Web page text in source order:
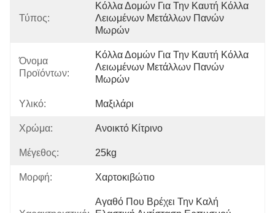
Τύπος:
Κόλλα Δομών Για Την Καυτή Κόλλα
Λειωμένων Μετάλλων Πανών
Μωρών
Όνομα
Προϊόντων:
Κόλλα Δομών Για Την Καυτή Κόλλα
Λειωμένων Μετάλλων Πανών
Μωρών
Υλικό: Μαξιλάρι
Χρώμα: Ανοικτό Κίτρινο
Μέγεθος: 25kg
Μορφή: Χαρτοκιβώτιο
Αγαθό Που Βρέχει Την Καλή